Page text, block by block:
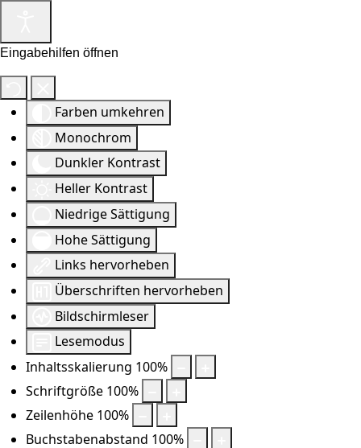
Eingabehilfen öffnen
Farben umkehren
Monochrom
Dunkler Kontrast
Heller Kontrast
Niedrige Sättigung
Hohe Sättigung
Links hervorheben
Überschriften hervorheben
Bildschirmleser
Lesemodus
Inhaltsskalierung 100%
Schriftgröße 100%
Zeilenhöhe 100%
Buchstabenabstand 100%